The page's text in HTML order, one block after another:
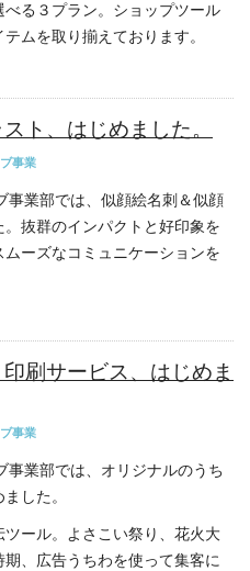
る３プラン。ショップツール
ムを取り揃えております。
ト、はじめました。
事業
事業部では、似顔絵名刺＆似顔
抜群のインパクトと好印象を
ーズなコミュニケーションを
刷サービス、はじめま
事業
事業部では、オリジナルのうち
した。
ツール。よさこい祭り、花火大
、広告うちわを使って集客に